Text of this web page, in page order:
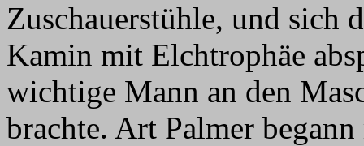
Zuschauerstühle, und sich
Kamin mit Elchtrophäe
wichtige Mann an den
brachte. Art Palmer